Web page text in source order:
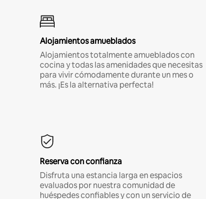
Alojamientos amueblados
Alojamientos totalmente amueblados con
cocina y todas las amenidades que necesitas
para vivir cómodamente durante un mes o
más. ¡Es la alternativa perfecta!
Reserva con confianza
Disfruta una estancia larga en espacios
evaluados por nuestra comunidad de
huéspedes confiables y con un servicio de